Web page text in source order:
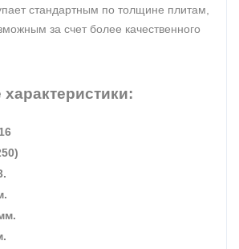
стандартным по толщине плитам,
за счет более качественного